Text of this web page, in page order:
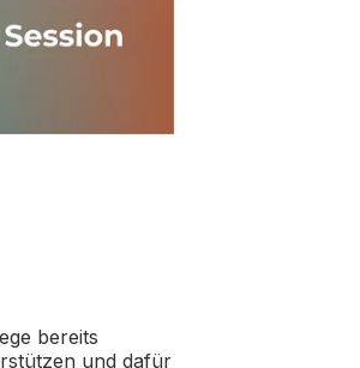
bereits
und dafür